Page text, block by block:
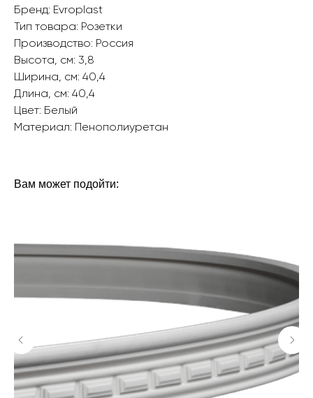
Бренд: Evroplast
Тип товара: Розетки
Производство: Россия
Высота, см: 3,8
Ширина, см: 40,4
Длина, см: 40,4
Цвет: Белый
Материал: Пенополиуретан‎‎
Вам может подойти: